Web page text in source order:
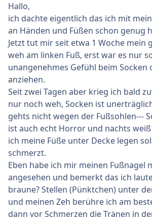
Hallo,
ich dachte eigentlich das ich mit
an Händen und Füßen schon genug
Jetzt tut mir seit etwa 1 Woche mein
weh am linken Fuß, erst war es nur
unangenehmes Gefühl beim Socken
anziehen.
Seit zwei Tagen aber krieg ich bald
nur noch weh, Socken ist
gehts nicht wegen der Fußsohlen---
ist auch echt Horror und nachts
ich meine Füße unter Decke legen
schmerzt.
Eben habe ich mir meinen Fußnagel
angesehen und bemerkt das ich
braune? Stellen (Pünktchen) unter
und meinen Zeh berühre ich am
dann vor Schmerzen die Tränen in